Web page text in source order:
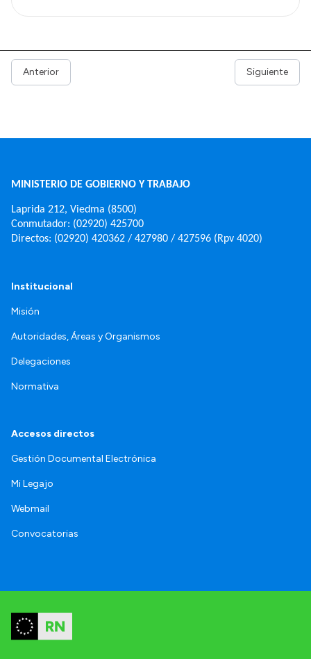
Anterior Siguiente
MINISTERIO DE GOBIERNO Y TRABAJO
Laprida 212, Viedma (8500)
Conmutador: (02920) 425700
Directos: (02920) 420362 / 427980 / 427596 (Rpv 4020)
Institucional
Misión
Autoridades, Áreas y Organismos
Delegaciones
Normativa
Accesos directos
Gestión Documental Electrónica
Mi Legajo
Webmail
Convocatorias